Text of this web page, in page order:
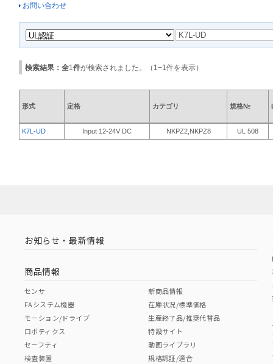
お問い合わせ
検索結果：全1 件が検索されました。（ 1 −1 件を表示）
形式 定格 カテゴリ 規格№
K7L-UD Input 12-24V DC NKPZ2,NKPZ8 UL 508
お知らせ・最新情報
商品情報
センサ
FAシステム機器
モーション/ドライブ
ロボティクス
セーフティ
検査装置
新商品情報
在庫状況/標準価格
生産終了品/推奨代替品
特設サイト
動画ライブラリ
規格認証/適合